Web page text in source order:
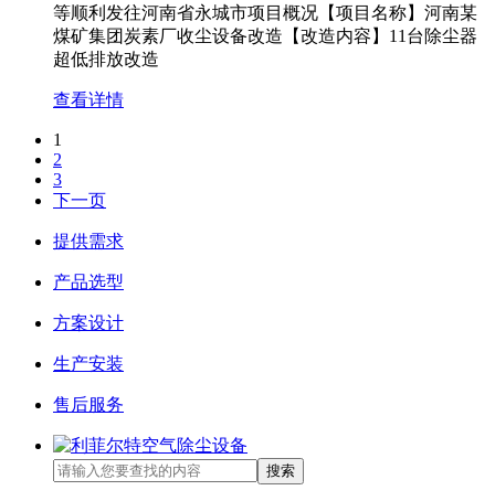
等顺利发往河南省永城市项目概况【项目名称】河南某
煤矿集团炭素厂收尘设备改造【改造内容】11台除尘器
超低排放改造
查看详情
1
2
3
下一页
提供需求
产品选型
方案设计
生产安装
售后服务
搜索